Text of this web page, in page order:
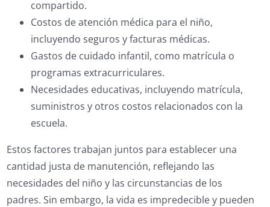
compartido.
Costos de atención médica para el niño,
incluyendo seguros y facturas médicas.
Gastos de cuidado infantil, como matrícula o
programas extracurriculares.
Necesidades educativas, incluyendo matrícula,
suministros y otros costos relacionados con la
escuela.
Estos factores trabajan juntos para establecer una
cantidad justa de manutención, reflejando las
necesidades del niño y las circunstancias de los
padres. Sin embargo, la vida es impredecible y pueden